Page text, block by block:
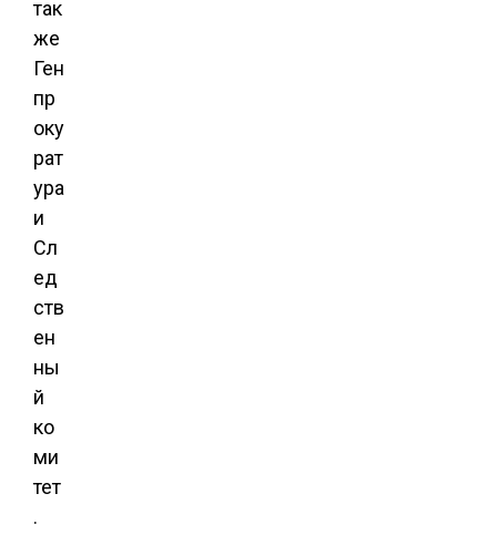
так
же
Ген
пр
оку
рат
ура
и
Сл
ед
ств
ен
ны
й
ко
ми
тет
.